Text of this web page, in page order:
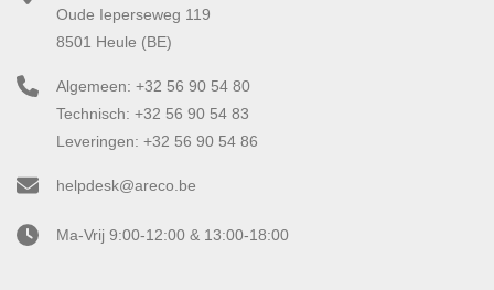
Oude Ieperseweg 119
8501 Heule (BE)
Algemeen: +32 56 90 54 80
Technisch: +32 56 90 54 83
Leveringen: +32 56 90 54 86
helpdesk@areco.be
Ma-Vrij 9:00-12:00 & 13:00-18:00